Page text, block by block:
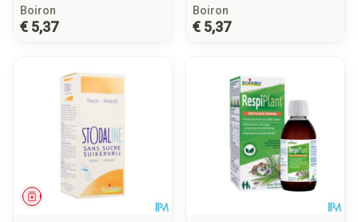
Boiron
€ 5,37
Boiron
€ 5,37
Geneesmiddel